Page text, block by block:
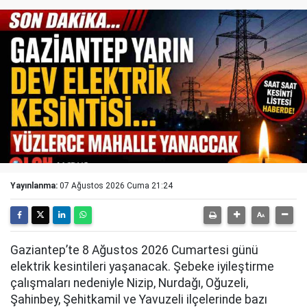
Yayınlanma: 07 Ağustos 2026 Cuma 21:24
Gaziantep’te 8 Ağustos 2026 Cumartesi günü
elektrik kesintileri yaşanacak. Şebeke iyileştirme
çalışmaları nedeniyle Nizip, Nurdağı, Oğuzeli,
Şahinbey, Şehitkamil ve Yavuzeli ilçelerinde bazı